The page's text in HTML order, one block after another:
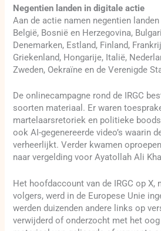
Negentien landen in digitale actie
Aan de actie namen negentien
België, Bosnië en Herzegovina,
Denemarken, Estland, Finland,
Griekenland, Hongarije, Italië,
Zweden, Oekraïne en de Verenigde
De onlinecampagne rond de IRGC
soorten materiaal. Er waren
martelaarsretoriek en politieke
ook AI-gegenereerde video’s waarin
verheerlijkt. Verder kwamen
naar vergelding voor Ayatollah Ali
Het hoofdaccount van de IRGC op X,
volgers, werd in de Europese Unie
werden duizenden andere links op
verwijderd of onderzocht met het